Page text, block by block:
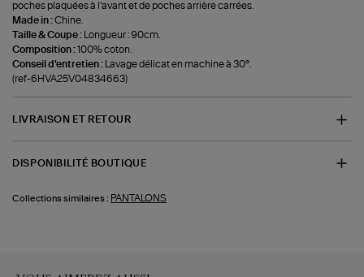
poches plaquées à l’avant et de poches arrière carrées.
Made in :Chine.
Taille & Coupe : Longueur : 90cm.
Composition :100% coton.
Conseil d'entretien : Lavage délicat en machine à 30°.
(ref-6HVA25V04834663)
LIVRAISON ET RETOUR
DISPONIBILITÉ BOUTIQUE
Collections similaires : PANTALONS